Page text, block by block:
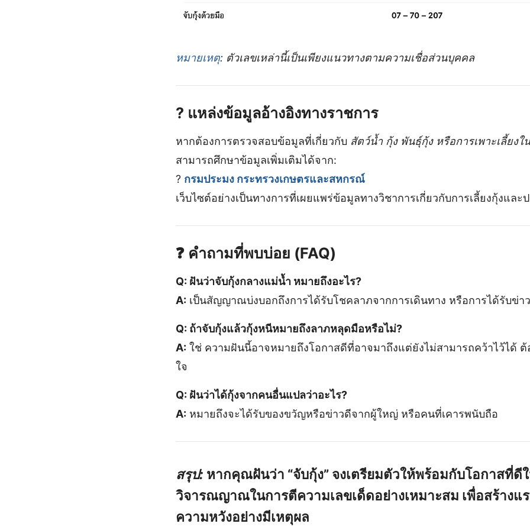
หมายเหตุ: ตัวเลขเหล่านี้เป็นเพียงแนวทางตามความเชื่อส่วนบุคคล
? แหล่งข้อมูลอ้างอิงทางราชการ
หากต้องการตรวจสอบข้อมูลที่เกี่ยวกับ สัตว์น้ำ กุ้ง พันธุ์กุ้ง หรือการเพาะเลี้ยงใ
สามารถศึกษาข้อมูลเพิ่มเติมได้จาก:
? กรมประมง กระทรวงเกษตรและสหกรณ์
เว็บไซต์อย่างเป็นทางการที่เผยแพร่ข้อมูลทางวิชาการเกี่ยวกับการเลี้ยงกุ้งและ
❓ คำถามที่พบบ่อย (FAQ)
Q: ฝันว่าจับกุ้งกลางแม่น้ำ หมายถึงอะไร?
A: เป็นสัญญาณบ่งบอกถึงการได้รับโชคลาภจากการเดินทาง หรือการได้รับข่
Q: ถ้าจับกุ้งแล้วกุ้งหนีหมายถึงลาภหลุดมือหรือไม่?
A: ใช่ ความฝันนี้อาจหมายถึงโอกาสดีที่อาจมาถึงแต่ยังไม่สามารถคว้าไว้ได้ ต้
ใจ
Q: ฝันว่าได้กุ้งจากคนอื่นแปลว่าอะไร?
A: หมายถึงจะได้รับของขวัญหรือข่าวดีจากผู้ใหญ่ หรือคนที่เคารพนับถือ
สรุป: หากคุณฝันว่า “จับกุ้ง” จงเตรียมตัวให้พร้อมกับโอกาสที่ดี
วิจารณญาณในการตีความเลขเด็ดอย่างเหมาะสม เพื่อสร้างแ
ความหวังอย่างมีเหตุผล